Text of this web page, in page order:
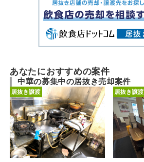
あなたにおすすめの案件
中華の募集中の居抜き売却案件
居抜き譲渡 居抜き譲渡